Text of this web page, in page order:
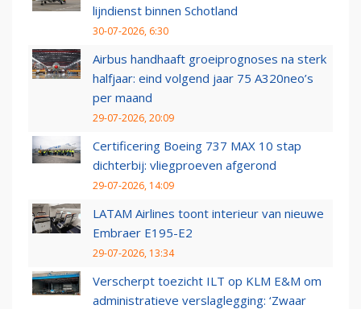
lijndienst binnen Schotland
30-07-2026, 6:30
Airbus handhaaft groeiprognoses na sterk
halfjaar: eind volgend jaar 75 A320neo’s
per maand
29-07-2026, 20:09
Certificering Boeing 737 MAX 10 stap
dichterbij: vliegproeven afgerond
29-07-2026, 14:09
LATAM Airlines toont interieur van nieuwe
Embraer E195-E2
29-07-2026, 13:34
Verscherpt toezicht ILT op KLM E&M om
administratieve verslaglegging: ‘Zwaar